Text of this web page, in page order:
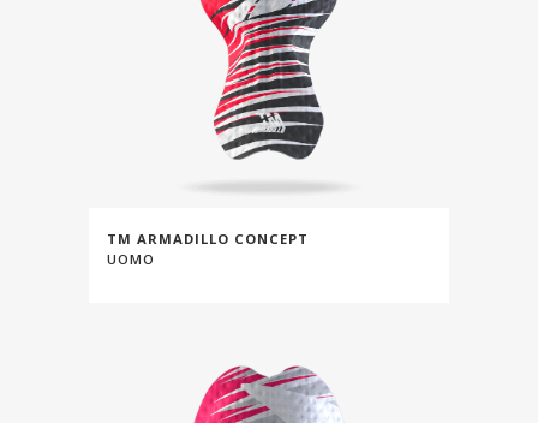
TM ARMADILLO CONCEPT
UOMO